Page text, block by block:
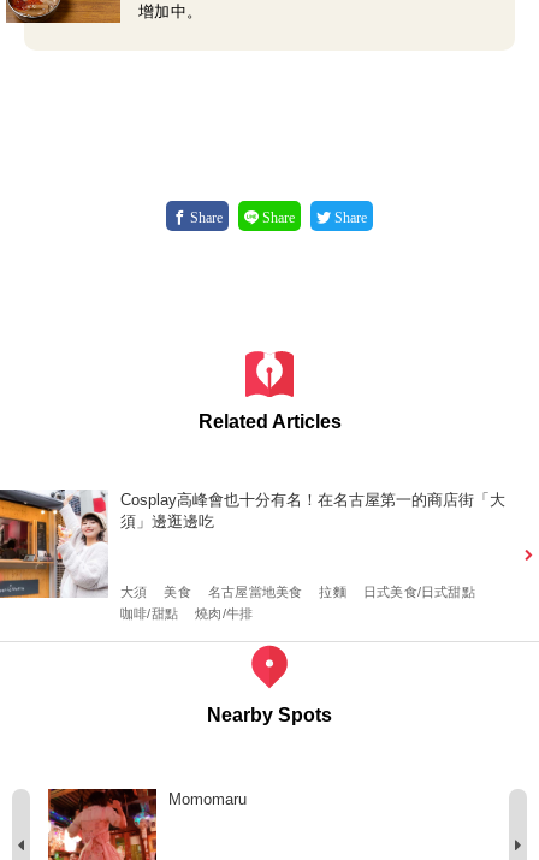
增加中。
Share Share Share
Related Articles
Cosplay高峰會也十分有名！在名古屋第一的商店街「大
須」邊逛邊吃
大須 美食 名古屋當地美食 拉麵
日式美食/日式甜點
咖啡/甜點
燒肉/牛排
Nearby Spots
Momomaru